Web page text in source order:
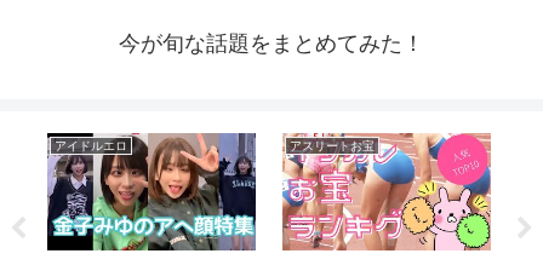
今が旬な話題をまとめてみた！
アイドルエロ アスリートお宝